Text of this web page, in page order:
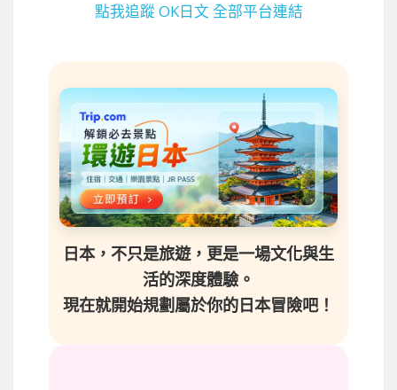
點我追蹤 OK日文 全部平台連結
日本，不只是旅遊，更是一場文化與生
活的深度體驗。
現在就開始規劃屬於你的日本冒險吧！